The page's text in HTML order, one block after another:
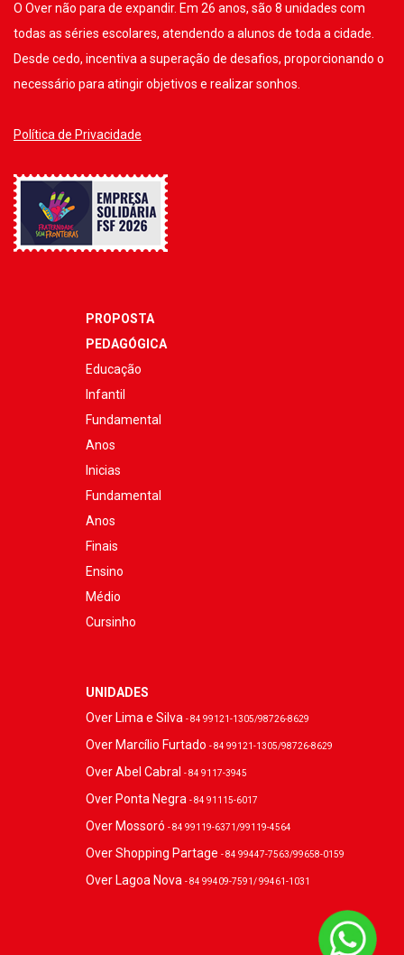
O Over não para de expandir. Em 26 anos, são 8 unidades com
todas as séries escolares, atendendo a alunos de toda a cidade.
Desde cedo, incentiva a superação de desafios, proporcionando o
necessário para atingir objetivos e realizar sonhos.
Política de Privacidade
PROPOSTA
PEDAGÓGICA
Educação
Infantil
Fundamental
Anos
Inicias
Fundamental
Anos
Finais
Ensino
Médio
Cursinho
UNIDADES
Over Lima e Silva - 84 99121-1305/98726-8629
Over Marcílio Furtado - 84 99121-1305/98726-8629
Over Abel Cabral - 84 9117-3945
Over Ponta Negra - 84 91115-6017
Over Mossoró - 84 99119-6371/99119-4564
Over Shopping Partage - 84 99447-7563/99658-0159
Over Lagoa Nova - 84 99409-7591/ 99461-1031